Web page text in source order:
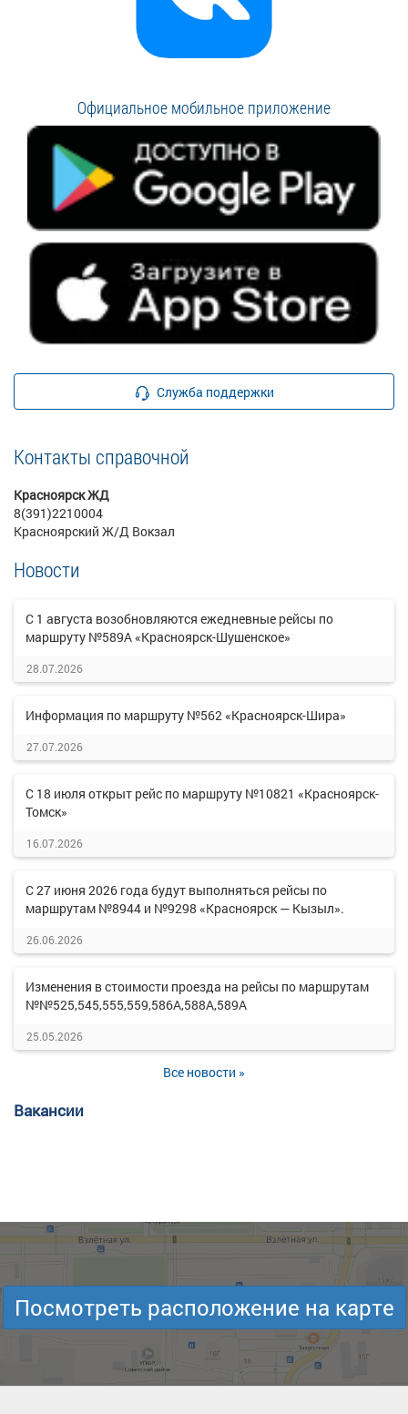
Официальное мобильное приложение
Служба поддержки
Контакты справочной
Красноярск ЖД
8(391)2210004
Красноярский Ж/Д Вокзал
Новости
С 1 августа возобновляются ежедневные рейсы по
маршруту №589А «Красноярск-Шушенское»
28.07.2026
Информация по маршруту №562 «Красноярск-Шира»
27.07.2026
С 18 июля открыт рейс по маршруту №10821 «Красноярск-
Томск»
16.07.2026
С 27 июня 2026 года будут выполняться рейсы по
маршрутам №8944 и №9298 «Красноярск — Кызыл».
26.06.2026
Изменения в стоимости проезда на рейсы по маршрутам
№№525,545,555,559,586А,588А,589А
25.05.2026
Все новости »
Вакансии
Посмотреть расположение на карте